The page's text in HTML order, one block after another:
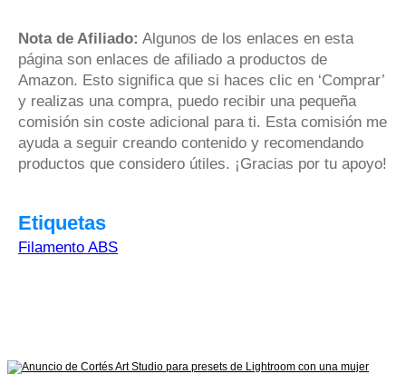
Nota de Afiliado: Algunos de los enlaces en esta
página son enlaces de afiliado a productos de
Amazon. Esto significa que si haces clic en ‘Comprar’
y realizas una compra, puedo recibir una pequeña
comisión sin coste adicional para ti. Esta comisión me
ayuda a seguir creando contenido y recomendando
productos que considero útiles. ¡Gracias por tu apoyo!
Etiquetas
Filamento ABS